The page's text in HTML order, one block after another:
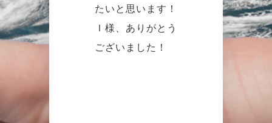
たいと思います！
Ｉ様、ありがとう
ございました！